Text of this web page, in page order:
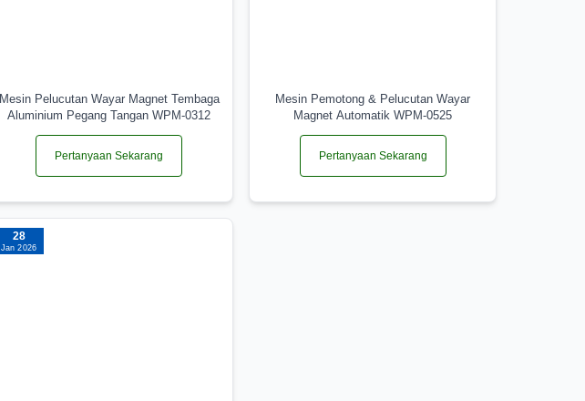
Mesin Pelucutan Wayar Magnet Tembaga
Aluminium Pegang Tangan WPM-0312
Pertanyaan Sekarang
Mesin Pemotong & Pelucutan Wayar
Magnet Automatik WPM-0525
Pertanyaan Sekarang
28
Jan 2026